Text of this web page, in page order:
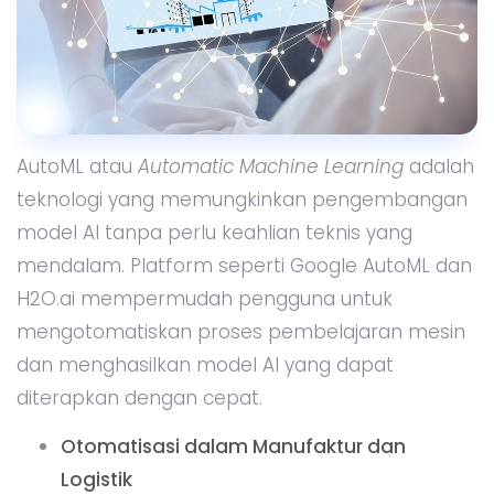
AutoML atau Automatic Machine Learning adalah
teknologi yang memungkinkan pengembangan
model AI tanpa perlu keahlian teknis yang
mendalam. Platform seperti Google AutoML dan
H2O.ai mempermudah pengguna untuk
mengotomatiskan proses pembelajaran mesin
dan menghasilkan model AI yang dapat
diterapkan dengan cepat.
Otomatisasi dalam Manufaktur dan
Logistik